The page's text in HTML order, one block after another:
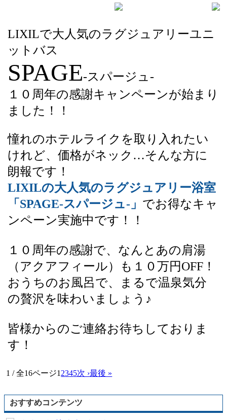
LIXILで大人気のラグジュアリーユニ
ットバス
SPAGE-スパージュ-
１０周年の感謝キャンペーンが始まり
ました！！
憧れのホテルライクを取り入れたい
けれど、価格がネック…そんな方に
朗報です！
LIXILの大人気のラグジュアリー浴室
「SPAGE-スパージュ-」 でお得なキャ
ンペーン実施中です！！
１０周年の感謝で、なんとあの肩湯
（アクアフィール）も１０万円OFF！
おうちのお風呂で、まるで温泉気分
の贅沢を味わいましょう♪
皆様からのご連絡お待ちしておりま
す！
1 / 全16ページ1 2345次 ›最後 »
おすすめコンテンツ